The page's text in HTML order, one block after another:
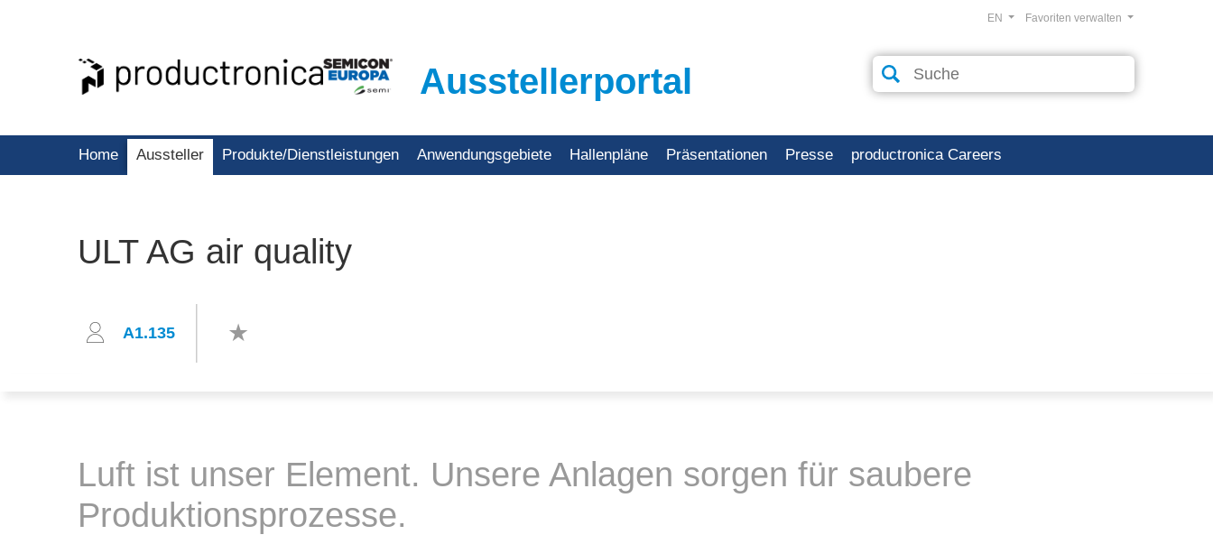
Ausstellerportal
Favoriten verwalten
EN
Home Aussteller Produkte/Dienstleistungen Anwendungsgebiete Hallenpläne Präsentationen Presse productronica Careers
ULT AG air quality
A1.135
Luft ist unser Element. Unsere Anlagen sorgen für saubere
Produktionsprozesse.